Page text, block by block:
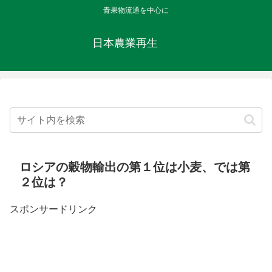
青果物流通を中心に
日本農業再生
ロシアの穀物輸出の第１位は小麦、では第
２位は？
スポンサードリンク